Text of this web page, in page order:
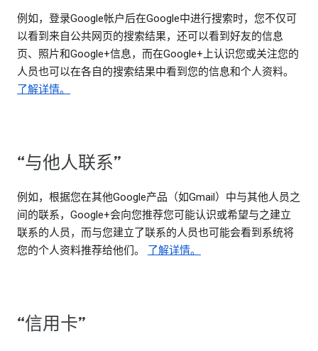
例如，登录Google帐户后在Google中进行搜索时，您不仅可
以看到来自公共网页的搜索结果，还可以看到好友的信息
页、照片和Google+信息，而在Google+上认识您或关注您的
人员也可以在各自的搜索结果中看到您的信息和个人资料。
了解详情。
“与他人联系”
例如，根据您在其他Google产品（如Gmail）中与其他人员之
间的联系，Google+会向您推荐您可能认识或希望与之建立
联系的人员，而与您建立了联系的人员也可能会看到系统将
您的个人资料推荐给他们。 了解详情。
“信用卡”